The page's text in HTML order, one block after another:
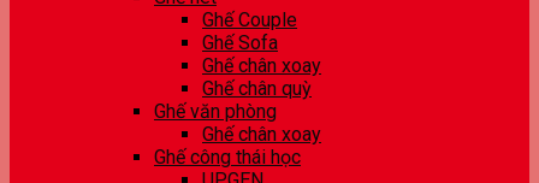
Ghế Couple
Ghế Sofa
Ghế chân xoay
Ghế chân quỳ
Ghế văn phòng
Ghế chân xoay
Ghế công thái học